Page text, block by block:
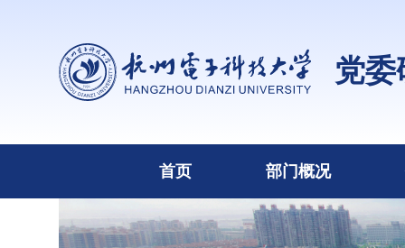
党委
首页 部门概况